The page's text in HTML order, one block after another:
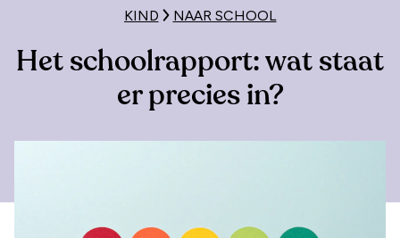
KIND NAAR SCHOOL
Het schoolrapport: wat staat
er precies in?